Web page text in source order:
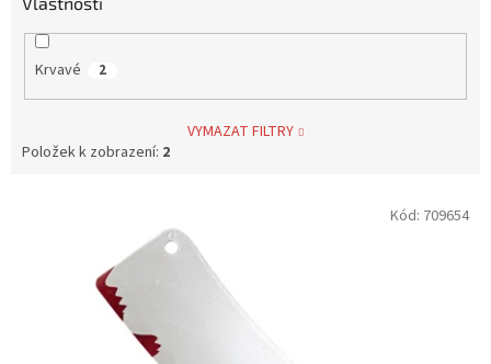
Krvavé 2
VYMAZAT FILTRY
Položek k zobrazení: 2
Kód: 709654